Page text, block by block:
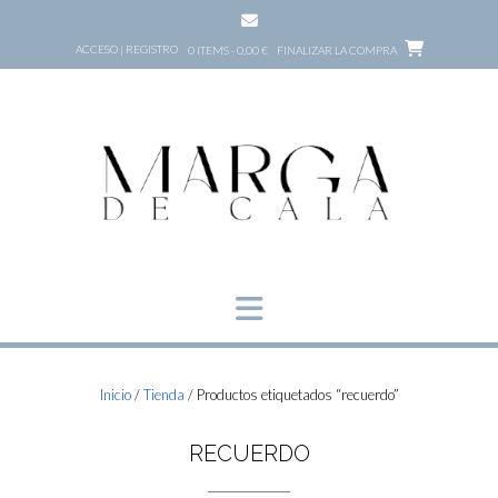
ACCESO | REGISTRO 0 ITEMS - 0,00 € FINALIZAR LA COMPRA
Inicio/Tienda / Productos etiquetados “recuerdo”
RECUERDO